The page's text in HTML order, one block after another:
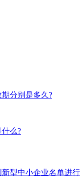
分别是多久?
么?
型中小企业名单进行